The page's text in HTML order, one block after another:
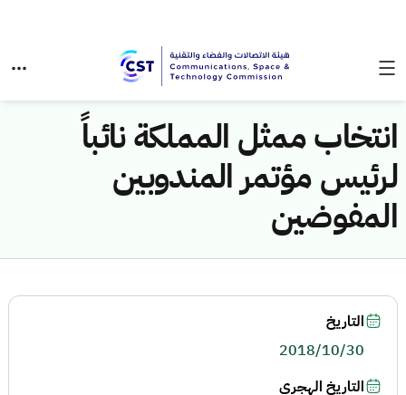
انتخاب ممثل المملكة نائباً
لرئيس مؤتمر المندوبين
المفوضين
التاريخ
2018/10/30
التاريخ الهجري